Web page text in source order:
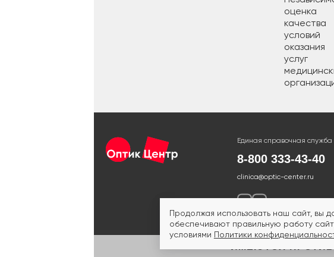
Единая справочная служба
8-800 333-43-40
clinica@optic-center.ru
Продолжая использовать наш сайт, вы
обеспечивают правильную работу
условиями Политики